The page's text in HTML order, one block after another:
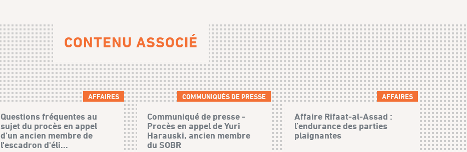
CONTENU ASSOCIÉ
AFFAIRES
Questions fréquentes au
sujet du procès en appel
d’un ancien membre de
l'escadron d'éli...
COMMUNIQUÉS DE PRESSE
Communiqué de presse -
Procès en appel de Yuri
Harauski, ancien membre
du SOBR
AFFAIRES
Affaire Rifaat-al-Assad :
l’endurance des parties
plaignantes